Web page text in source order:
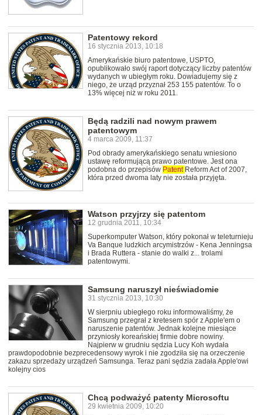
Patentowy rekord
16 stycznia 2013, 10:18
Amerykańskie biuro patentowe, USPTO,
opublikowało swój raport dotyczący liczby patentów
wydanych w ubiegłym roku. Dowiadujemy się z
niego, że urząd przyznał 253 155 patentów. To o
13% więcej niż w roku 2011.
Będą radzili nad nowym prawem
patentowym
4 marca 2009, 11:37
Pod obrady amerykańskiego senatu wniesiono
ustawę reformującą prawo patentowe. Jest ona
podobna do przepisów Patent Reform Act of 2007,
która przed dwoma laty nie została przyjęta.
Watson przyjrzy się patentom
12 grudnia 2011, 10:34
Superkomputer Watson, który pokonał w teleturnieju
Va Banque ludzkich arcymistrzów - Kena Jenningsa
i Brada Ruttera - stanie do walki z... trolami
patentowymi.
Samsung naruszył nieświadomie
31 stycznia 2013, 10:30
W sierpniu ubiegłego roku informowaliśmy, że
Samsung przegrał z kretesem spór z Apple'em o
naruszenie patentów. Jednak kolejne miesiące
przyniosły koreańskiej firmie dobre nowiny.
Najpierw w grudniu sędzia Lucy Koh wydała
prawdopodobnie bezprecedensowy wyrok i nie zgodziła się na orzeczenie
zakazu sprzedaży urządzeń Samsunga. Teraz pani sędzia zadała Apple'owi
kolejny cios
Chcą podważyć patenty Microsoftu
29 kwietnia 2009, 10:20